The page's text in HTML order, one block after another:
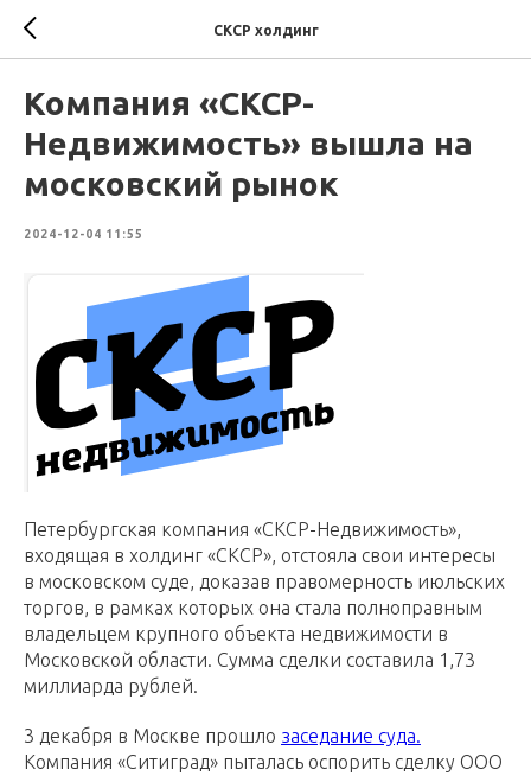
СКСР холдинг
Компания «СКСР-
Недвижимость» вышла на
московский рынок
2024-12-04 11:55
Петербургская компания «СКСР-Недвижимость»,
входящая в холдинг «СКСР», отстояла свои интересы
в московском суде, доказав правомерность июльских
торгов, в рамках которых она стала полноправным
владельцем крупного объекта недвижимости в
Московской области. Сумма сделки составила 1,73
миллиарда рублей.
3 декабря в Москве прошло заседание суда.
Компания «Ситиград» пыталась оспорить сделку ООО